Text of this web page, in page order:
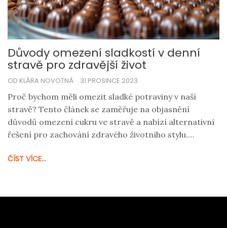
Důvody omezení sladkostí v denní
stravě pro zdravější život
OD KLÁRA NOVOTNÁ 31 PROSINCE 2023
Proč bychom měli omezit sladké potraviny v naší
stravě? Tento článek se zaměřuje na objasnění
důvodů omezení cukru ve stravě a nabízí alternativní
řešení pro zachování zdravého životního stylu.
na naší psychiku a poskytuje tipy na to, jak si poradit s
ČÍST VÍCE...